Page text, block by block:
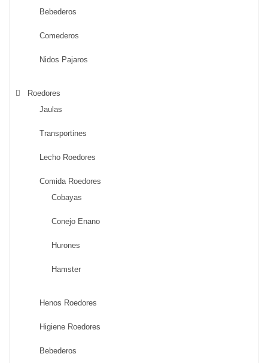
Bebederos
Comederos
Nidos Pajaros
Roedores
Jaulas
Transportines
Lecho Roedores
Comida Roedores
Cobayas
Conejo Enano
Hurones
Hamster
Henos Roedores
Higiene Roedores
Bebederos